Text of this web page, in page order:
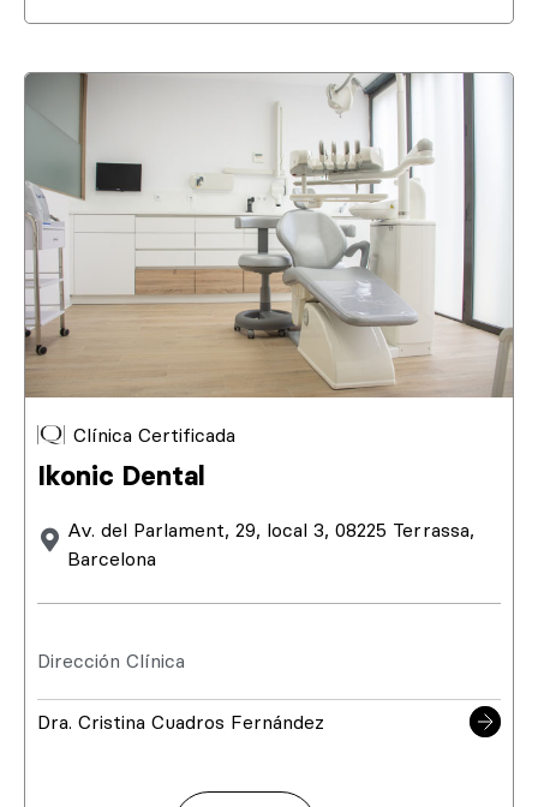
Clínica Certificada
Ikonic Dental
Av. del Parlament, 29, local 3, 08225 Terrassa,
Barcelona
Dirección Clínica
Dra. Cristina Cuadros Fernández